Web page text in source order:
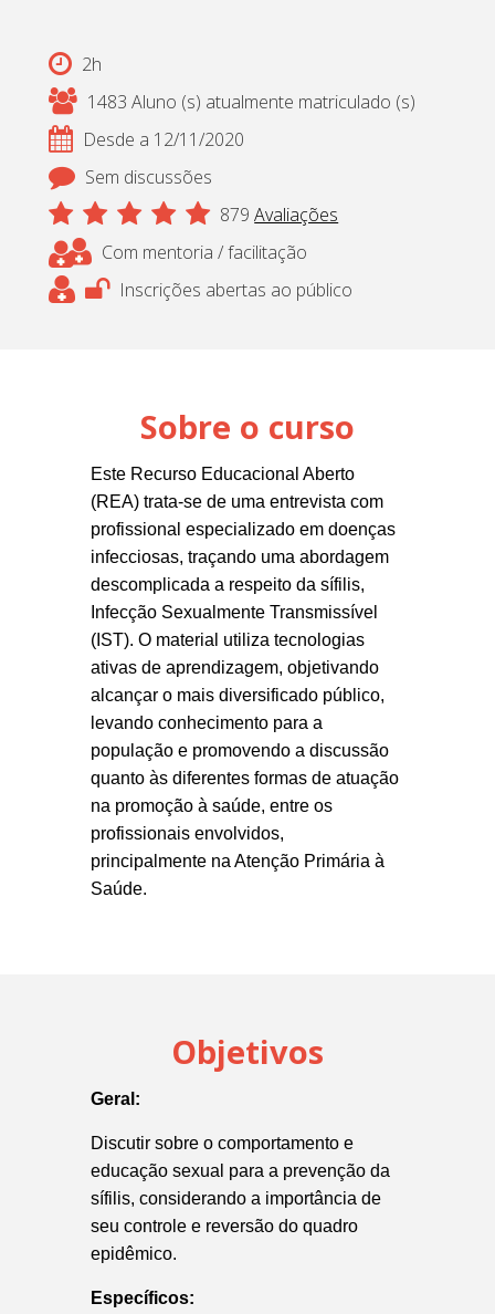
2h
1483 Aluno (s) atualmente matriculado (s)
Desde a 12/11/2020
Sem discussões
879 Avaliações
Com mentoria / facilitação
Inscrições abertas ao público
Sobre o curso
Este Recurso Educacional Aberto
(REA) trata-se de uma entrevista com
profissional especializado em doenças
infecciosas, traçando uma abordagem
descomplicada a respeito da sífilis,
Infecção Sexualmente Transmissível
(IST). O material utiliza tecnologias
ativas de aprendizagem, objetivando
alcançar o mais diversificado público,
levando conhecimento para a
população e promovendo a discussão
quanto às diferentes formas de atuação
na promoção à saúde, entre os
profissionais envolvidos,
principalmente na Atenção Primária à
Saúde.
Objetivos
Geral:
Discutir sobre o comportamento e
educação sexual para a prevenção da
sífilis, considerando a importância de
seu controle e reversão do quadro
epidêmico.
Específicos: